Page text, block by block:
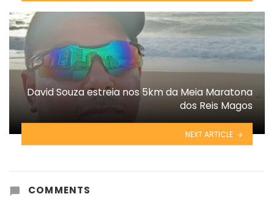
David Souza estreia nos 5km da Meia Maratona
dos Reis Magos
NEXT ARTICLE
COMMENTS